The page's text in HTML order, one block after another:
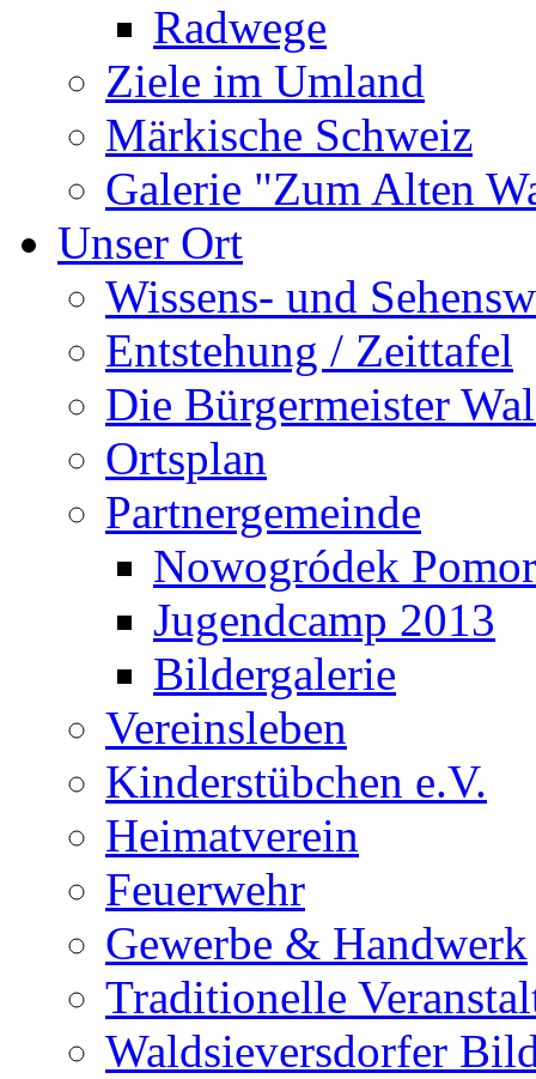
Radwege
Ziele im Umland
Märkische Schweiz
Galerie "Zum Alten
Unser Ort
Wissens- und
Entstehung / Zeittafel
Die Bürgermeister
Ortsplan
Partnergemeinde
Nowogródek
Jugendcamp 2013
Bildergalerie
Vereinsleben
Kinderstübchen e.V.
Heimatverein
Feuerwehr
Gewerbe & Handwerk
Traditionelle
Waldsieversdorfer